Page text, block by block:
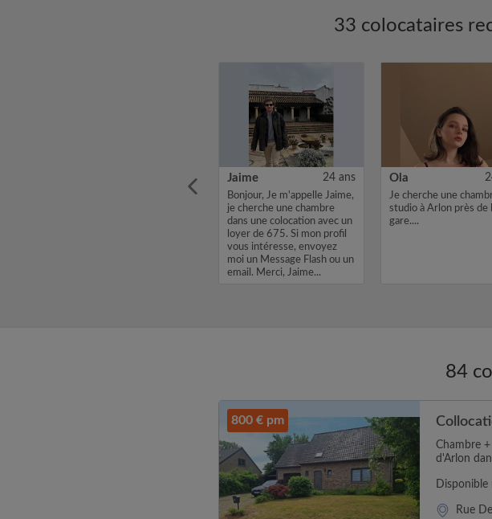
33 colocataires
Jaime 24 ans
Bonjour, Je m'appelle Jaime,
je cherche une chambre
dans une colocation avec un
loyer de 675. Si mon profil
vous intéresse, envoyez
moi un Message Flash ou un
email. Merci, Jaime...
Ola
Je cherche une
studio à Arlon près de
gare....
84
800 € pm
Chambre
d'Arlon
Rue